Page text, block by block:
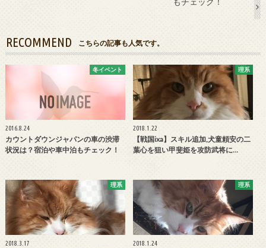
RECOMMEND こちらの記事も人気です。
冬イベント
2016.8.24
カウントダウンジャパンの車の渋滞
状況は？宿泊や車中泊もチェック！
理系
2018.1.22
【戦国ixa】スキル追加,犬童頼安の二
葉心を狙い甲斐姫を攻防武将に…
理系
2018.3.17
理系
2018.1.24